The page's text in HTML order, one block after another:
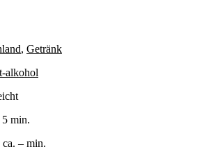
, Getränk
alkohol
5 min.
ca. – min.